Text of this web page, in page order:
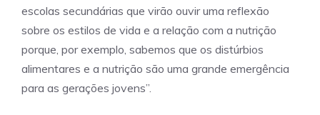
escolas secundárias que virão ouvir uma reflexão
sobre os estilos de vida e a relação com a nutrição
porque, por exemplo, sabemos que os distúrbios
alimentares e a nutrição são uma grande emergência
para as gerações jovens”.